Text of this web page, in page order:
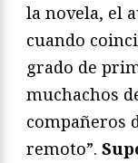
la novela, el
cuando
grado de
muchachos
compañeros
remoto”.